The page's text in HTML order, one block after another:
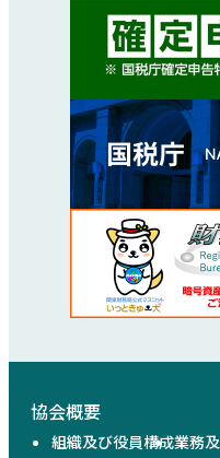
協会概要
組織及び役員構成業務